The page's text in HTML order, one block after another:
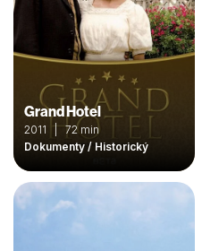
Grand Hotel
2011 | 72 min
Dokumenty / Historický